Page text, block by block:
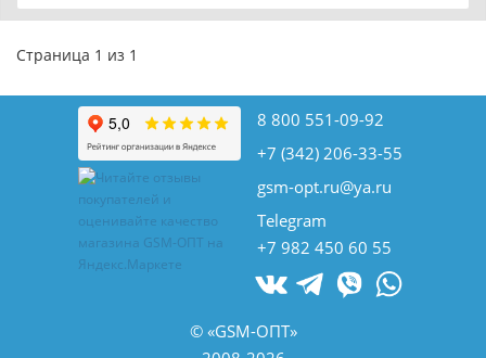
Страница 1 из 1
8 800 551-09-92
+7 (342) 206-33-55
gsm-opt.ru@ya.ru
Telegram
+7 982 450 60 55
© «GSM-ОПТ»